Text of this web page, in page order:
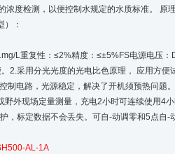
浓度检测，以便控制水规定的水质标准。 原
：
L重复性：≤2%精度：≤±5%FS电源电压
2.采用分光光度的光电比色原理， 应用方便
制电路，光源稳定，解决了开机须预热问题
野外现场定量测量，充电2小时可连续使用4
，标定数据不会丢失。可自-动调零和5点自-
AL-1A